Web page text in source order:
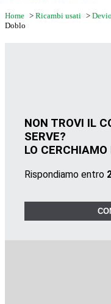
Home > Ricambi usati >
Doblo
NON TROVI IL
SERVE?
LO CERCHIAMO
Rispondiamo entro